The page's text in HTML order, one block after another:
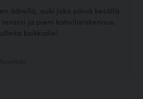
äärellä, auki joka päivä kesällä.
ja pieni kahvilarakennus.
kaikkialle!